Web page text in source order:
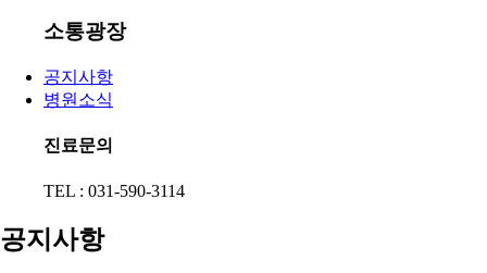
소통광장
공지사항
병원소식
진료문의
TEL : 031-590-3114
공지사항